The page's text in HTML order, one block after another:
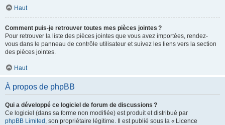
Haut
Comment puis-je retrouver toutes mes pièces jointes ?
Pour retrouver la liste des pièces jointes que vous avez importées, rendez-
vous dans le panneau de contrôle utilisateur et suivez les liens vers la section
des pièces jointes.
Haut
À propos de phpBB
Qui a développé ce logiciel de forum de discussions ?
Ce logiciel (dans sa forme non modifiée) est produit et distribué par
phpBB Limited , son propriétaire légitime. Il est publié sous la « Licence